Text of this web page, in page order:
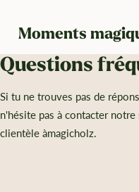
Moments
Questions
Si tu ne trouves pas de
n'hésite pas à contacter notre
clientèle àmagicholz.